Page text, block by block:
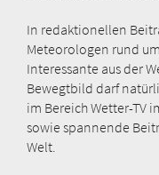
In redaktionellen
Meteorologen rund
Interessante aus der
Bewegtbild darf
im Bereich Wetter-TV
sowie spannende
Welt.